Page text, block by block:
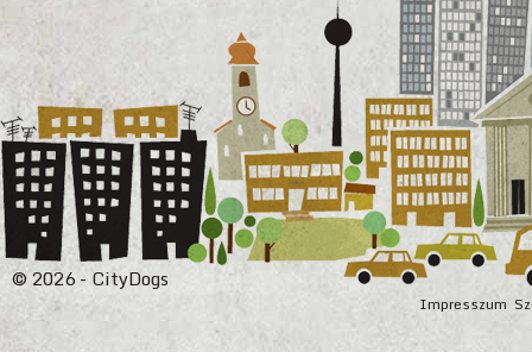
Impresszum
© 2026 - CityDogs